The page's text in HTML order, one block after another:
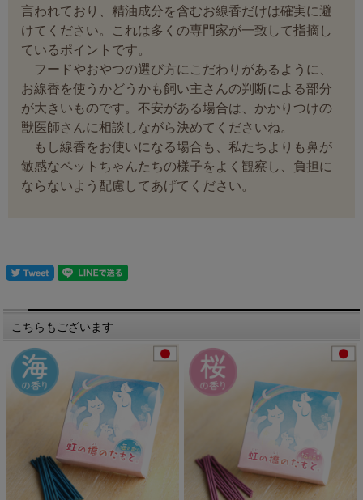
言われており、精油成分を含むお線香だけは確実に避
けてください。これは多くの専門家が一致して指摘し
ているポイントです。
フードやおやつの選び方にこだわりがあるように、
お線香を使うかどうかも飼い主さんの判断による部分
が大きいものです。不安がある場合は、かかりつけの
獣医師さんに相談しながら決めてくださいね。
もし線香をお使いになる場合も、私たちよりも鼻が
敏感なペットちゃんたちの様子をよく観察し、負担に
ならないよう配慮してあげてください。
こちらもございます